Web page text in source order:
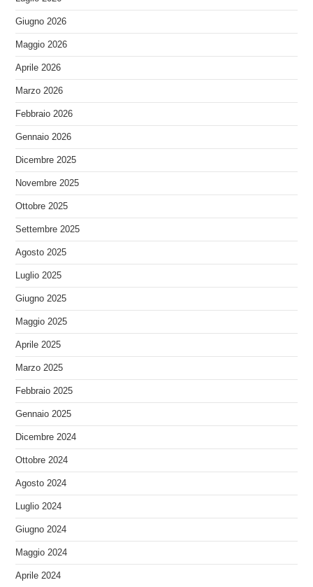
Giugno 2026
Maggio 2026
Aprile 2026
Marzo 2026
Febbraio 2026
Gennaio 2026
Dicembre 2025
Novembre 2025
Ottobre 2025
Settembre 2025
Agosto 2025
Luglio 2025
Giugno 2025
Maggio 2025
Aprile 2025
Marzo 2025
Febbraio 2025
Gennaio 2025
Dicembre 2024
Ottobre 2024
Agosto 2024
Luglio 2024
Giugno 2024
Maggio 2024
Aprile 2024